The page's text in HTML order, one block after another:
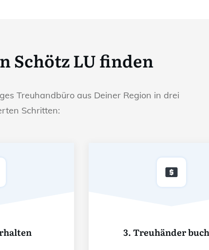
Schötz LU finden
Treuhandbüro aus Deiner Region in drei
Schritten:
3. Treuhänder